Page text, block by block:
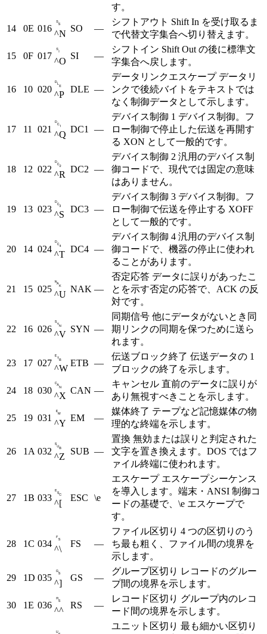
す。
14 0E 016
␎
^N
SO —
シフトアウト Shift In を受け取るま
で代替文字集合へ切り替えます。
15 0F 017
␏
^O
SI —
シフトイン Shift Out の後に標準文
字集合へ戻します。
16 10 020
␐
^P
DLE —
データリンクエスケープ データリ
ンクで後続バイトをテキストでは
なく制御データとして示します。
17 11 021
␑
^Q
DC1 —
デバイス制御 1 デバイス制御。フ
ロー制御で停止した伝送を再開す
る XON として一般的です。
18 12 022
␒
^R
DC2 —
デバイス制御 2 汎用のデバイス制
御コードで、現代では固定の意味
はありません。
19 13 023
␓
^S
DC3 —
デバイス制御 3 デバイス制御。フ
ロー制御で伝送を停止する XOFF
として一般的です。
20 14 024
␔
^T
DC4 —
デバイス制御 4 汎用のデバイス制
御コードで、機器の停止に使われ
ることがあります。
21 15 025
␕
^U
NAK —
否定応答 データに誤りがあったこ
とを示す否定の応答で、ACK の反
対です。
22 16 026
␖
^V
SYN —
同期信号 他にデータがないとき同
期リンクの同期を保つために送ら
れます。
23 17 027
␗
^W
ETB —
伝送ブロック終了 伝送データの 1
ブロックの終了を示します。
24 18 030
␘
^X
CAN —
キャンセル 直前のデータに誤りが
あり無視すべきことを示します。
25 19 031
␙
^Y
EM —
媒体終了 テープなど記憶媒体の物
理的な終端を示します。
26 1A 032
␚
^Z
SUB —
置換 無効または誤りと判定された
文字を置き換えます。DOS ではフ
ァイル終端に使われます。
27 1B 033
␛
^[
ESC \e
エスケープ エスケープシーケンス
を導入します。端末・ANSI 制御コ
ードの基礎で、\e エスケープで
す。
28 1C 034
␜
^\
FS —
ファイル区切り 4 つの区切りのう
ち最も粗く、ファイル間の境界を
示します。
29 1D 035
␝
^]
GS —
グループ区切り レコードのグルー
プ間の境界を示します。
30 1E 036
␞
^^
RS —
レコード区切り グループ内のレコ
ード間の境界を示します。
ユニット区切り 最も細かい区切り